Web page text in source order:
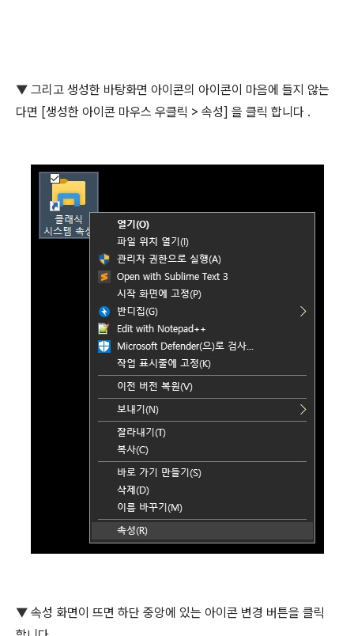
▼ 그리고 생성한 바탕화면 아이콘의 아이콘이 마음에 들지 않는
다면 [생성한 아이콘 마우스 우클릭 > 속성] 을 클릭 합니다 .
▼ 속성 화면이 뜨면 하단 중앙에 있는 아이콘 변경 버튼을 클릭